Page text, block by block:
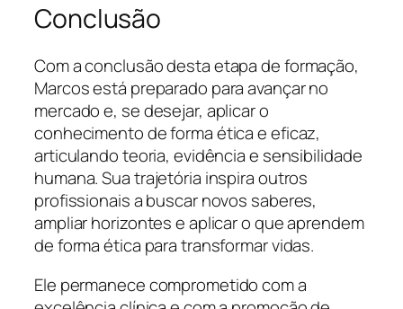
Conclusão
Com a conclusão desta etapa de formação,
Marcos está preparado para avançar no
mercado e, se desejar, aplicar o
conhecimento de forma ética e eficaz,
articulando teoria, evidência e sensibilidade
humana. Sua trajetória inspira outros
profissionais a buscar novos saberes,
ampliar horizontes e aplicar o que aprendem
de forma ética para transformar vidas.
Ele permanece comprometido com a